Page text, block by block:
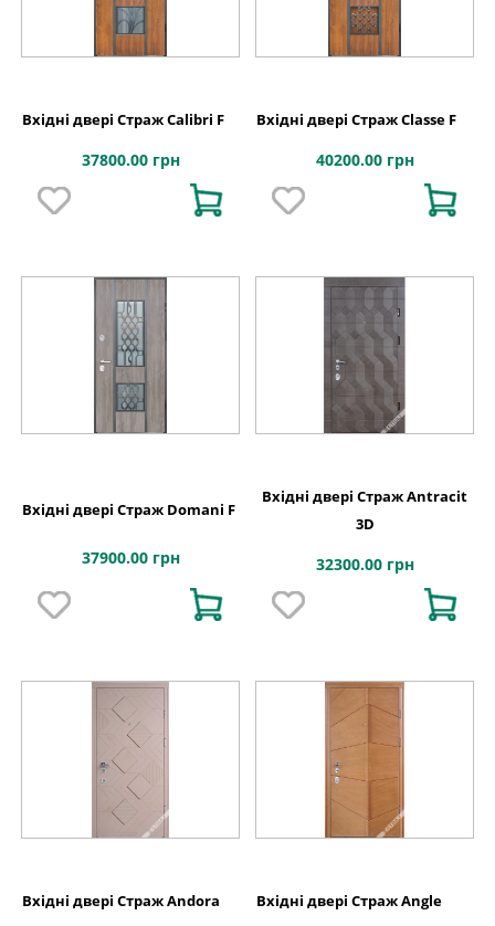
Вхідні двері Страж Calibri F
37800.00 грн
Вхідні двері Страж Classe F
40200.00 грн
Вхідні двері Страж Domani F
37900.00 грн
Вхідні двері Страж Antracit
3D
32300.00 грн
Вхідні двері Страж Andora Вхідні двері Страж Angle